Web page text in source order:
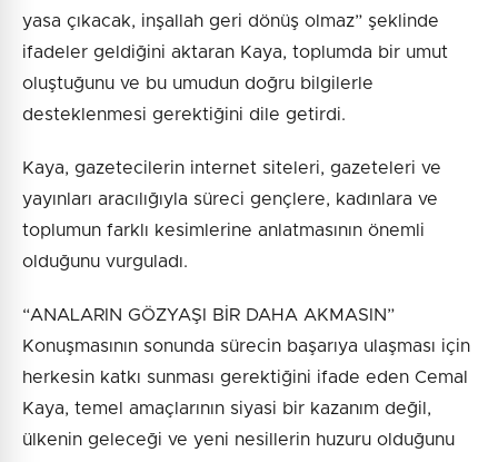
yasa çıkacak, inşallah geri dönüş olmaz” şeklinde
ifadeler geldiğini aktaran Kaya, toplumda bir umut
oluştuğunu ve bu umudun doğru bilgilerle
desteklenmesi gerektiğini dile getirdi.
Kaya, gazetecilerin internet siteleri, gazeteleri ve
yayınları aracılığıyla süreci gençlere, kadınlara ve
toplumun farklı kesimlerine anlatmasının önemli
olduğunu vurguladı.
“ANALARIN GÖZYAŞI BİR DAHA AKMASIN”
Konuşmasının sonunda sürecin başarıya ulaşması için
herkesin katkı sunması gerektiğini ifade eden Cemal
Kaya, temel amaçlarının siyasi bir kazanım değil,
ülkenin geleceği ve yeni nesillerin huzuru olduğunu